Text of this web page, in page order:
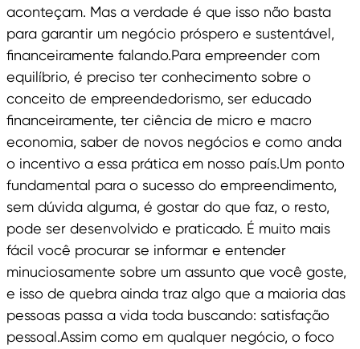
aconteçam. Mas a verdade é que isso não basta
para garantir um negócio próspero e sustentável,
financeiramente falando.Para empreender com
equilíbrio, é preciso ter conhecimento sobre o
conceito de empreendedorismo, ser educado
financeiramente, ter ciência de micro e macro
economia, saber de novos negócios e como anda
o incentivo a essa prática em nosso país.Um ponto
fundamental para o sucesso do empreendimento,
sem dúvida alguma, é gostar do que faz, o resto,
pode ser desenvolvido e praticado. É muito mais
fácil você procurar se informar e entender
minuciosamente sobre um assunto que você goste,
e isso de quebra ainda traz algo que a maioria das
pessoas passa a vida toda buscando: satisfação
pessoal.Assim como em qualquer negócio, o foco